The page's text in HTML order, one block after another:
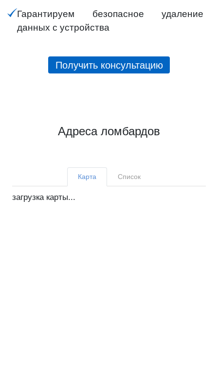
Гарантируем безопасное удаление
данных с устройства
Получить консультацию
Адреса ломбардов
Карта Список
загрузка карты...